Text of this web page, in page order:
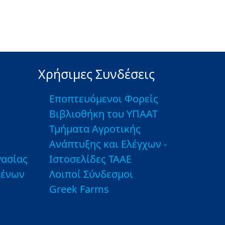
Χρήσιμες Συνδέσεις
Εποπτευόμενοι Φορείς
Βιβλιοθήκη του ΥΠΑΑΤ
Τμήματα Αγροτικής
Ανάπτυξης και Ελέγχων -
Ιστοσελίδες ΤΑΑΕ
Λοιποί Σύνδεσμοι
Greek Farms